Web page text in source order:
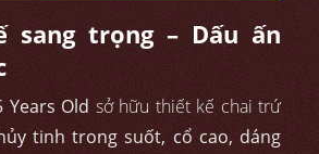
sang trọng – Dấu ấn
Years Old sở hữu thiết kế chai trứ
tinh trong suốt, cổ cao, dáng